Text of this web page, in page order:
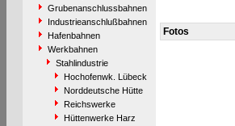
Grubenanschlussbahnen
Industrieanschlußbahnen
Hafenbahnen
Werkbahnen
Stahlindustrie
Hochofenwk. Lübeck
Norddeutsche Hütte
Reichswerke
Hüttenwerke Harz
Fotos